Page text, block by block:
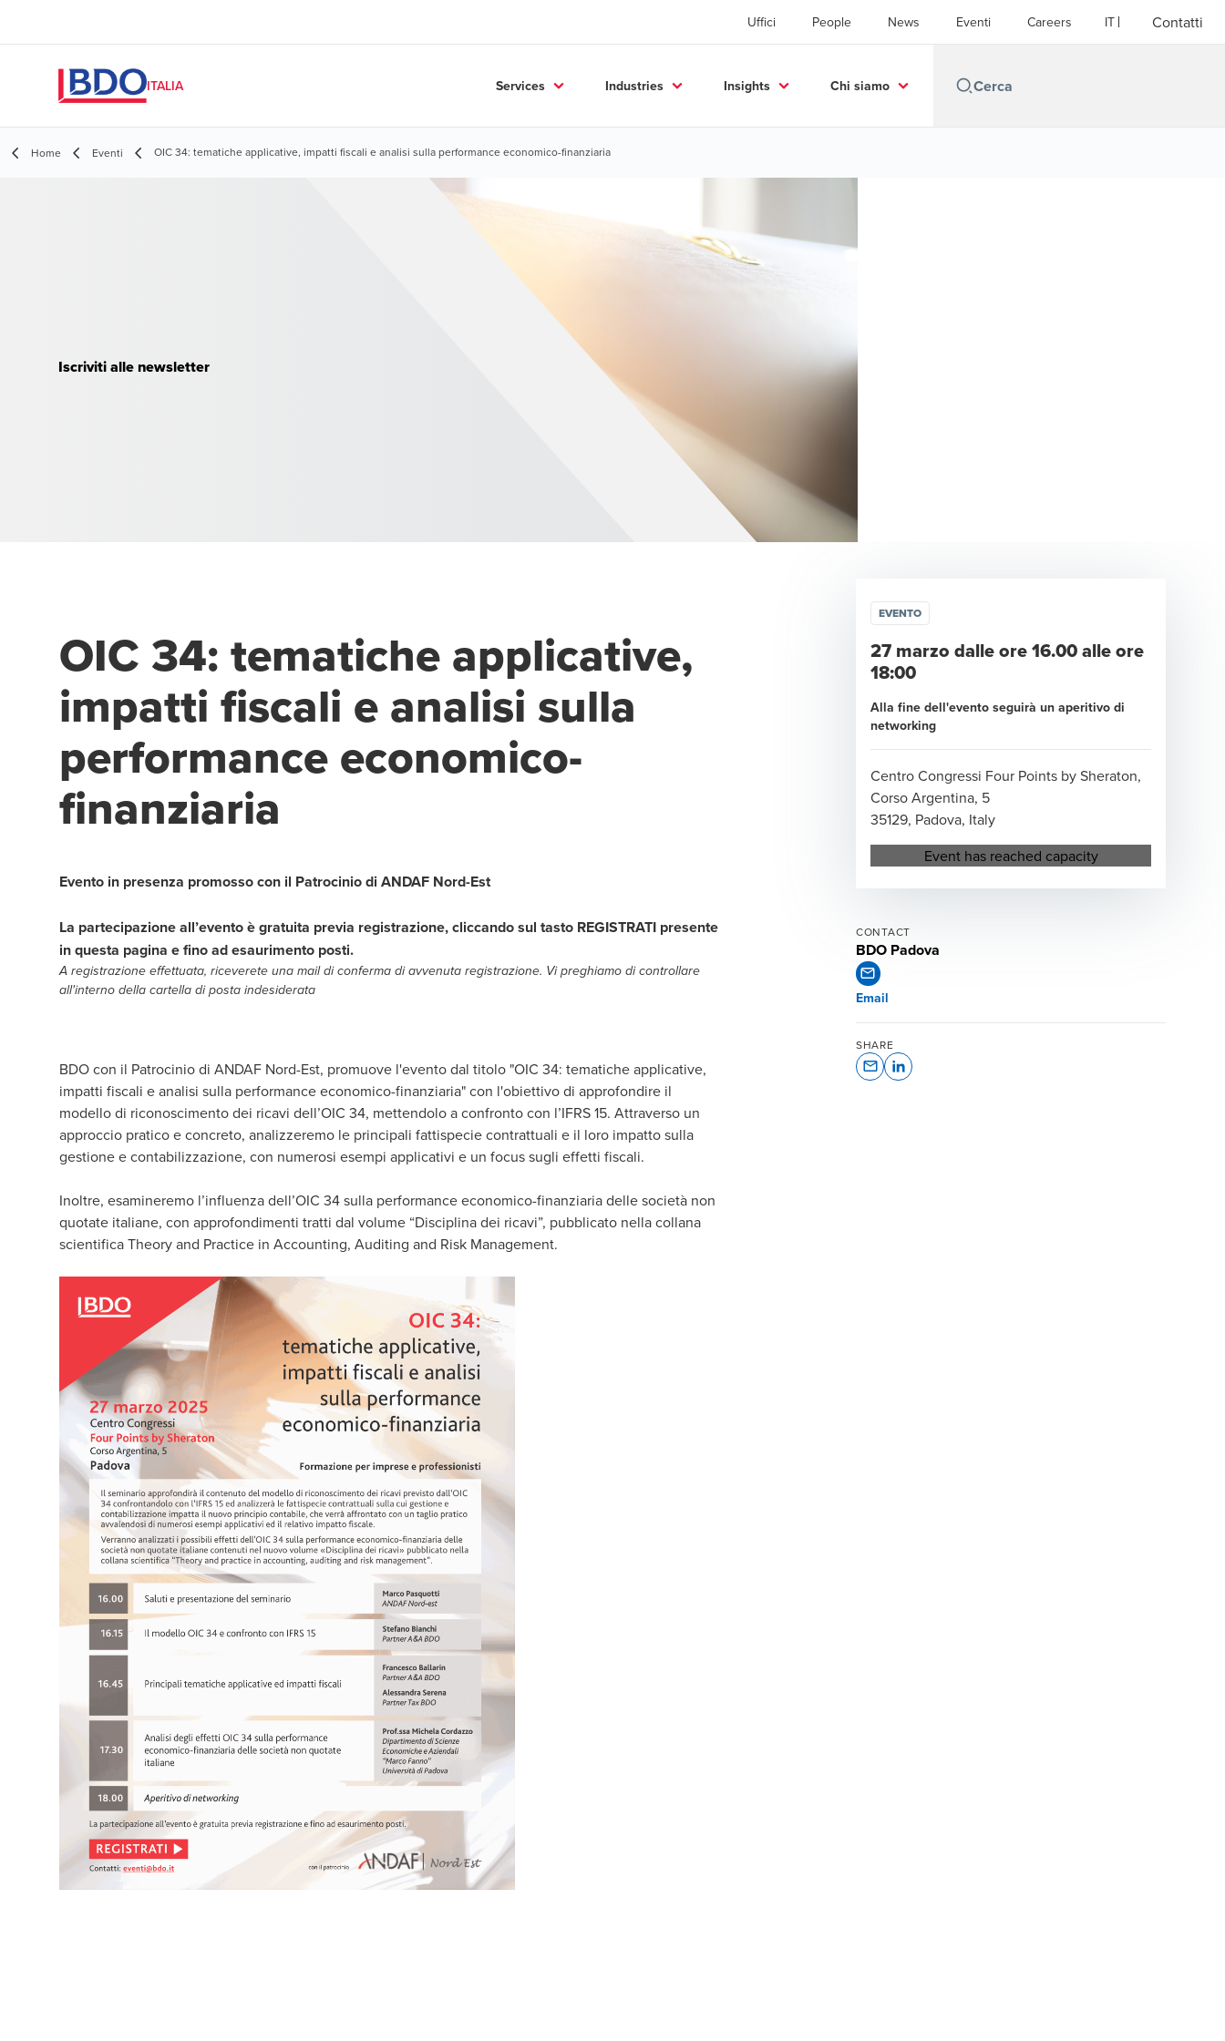
Uffici People News Eventi Careers IT Contatti
ITALIA Services Industries Insights Chi siamo
Home Eventi OIC 34: tematiche applicative, impatti fiscali e analisi sulla performance economico-finanziaria
Iscriviti alle newsletter
OIC 34: tematiche applicative,
impatti fiscali e analisi sulla
performance economico-
finanziaria
Evento in presenza promosso con il Patrocinio di ANDAF Nord-Est
La partecipazione all’evento è gratuita previa registrazione, cliccando sul tasto REGISTRATI presente
in questa pagina e fino ad esaurimento posti.
A registrazione effettuata, riceverete una mail di conferma di avvenuta registrazione. Vi preghiamo di controllare
all'interno della cartella di posta indesiderata
BDO con il Patrocinio di ANDAF Nord-Est, promuove l'evento dal titolo "OIC 34: tematiche applicative,
impatti fiscali e analisi sulla performance economico-finanziaria" con l'obiettivo di approfondire il
modello di riconoscimento dei ricavi dell’OIC 34, mettendolo a confronto con l’IFRS 15. Attraverso un
approccio pratico e concreto, analizzeremo le principali fattispecie contrattuali e il loro impatto sulla
gestione e contabilizzazione, con numerosi esempi applicativi e un focus sugli effetti fiscali.
Inoltre, esamineremo l’influenza dell’OIC 34 sulla performance economico-finanziaria delle società non
quotate italiane, con approfondimenti tratti dal volume “Disciplina dei ricavi”, pubblicato nella collana
scientifica Theory and Practice in Accounting, Auditing and Risk Management.
EVENTO
27 marzo dalle ore 16.00 alle ore
18:00
Alla fine dell'evento seguirà un aperitivo di
networking
Centro Congressi Four Points by Sheraton,
Corso Argentina, 5
35129, Padova, Italy
Event has reached capacity
Opens in a new window/tab
CONTACT
BDO Padova
Email
SHARE